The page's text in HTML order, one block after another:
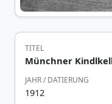
TITEL
Münchner
JAHR / DATIERUNG
1912